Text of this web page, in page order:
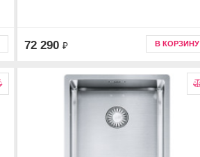
72 290 ₽ В КОРЗИНУ